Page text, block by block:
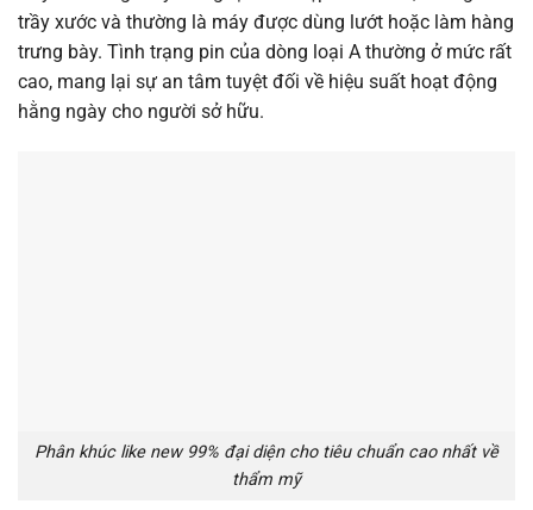
trầy xước và thường là máy được dùng lướt hoặc làm hàng
trưng bày. Tình trạng pin của dòng loại A thường ở mức rất
cao, mang lại sự an tâm tuyệt đối về hiệu suất hoạt động
hằng ngày cho người sở hữu.
Phân khúc like new 99% đại diện cho tiêu chuẩn cao nhất về
thẩm mỹ